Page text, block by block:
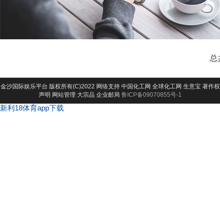
总
金沙国际娱乐平台 版权所有(C)2022 网络支持 中国化工网 全球化工网 生意宝 著作权
声明 网站管理 大宗品 企业邮局 鲁ICP备09070855号-1
新利18体育app下载